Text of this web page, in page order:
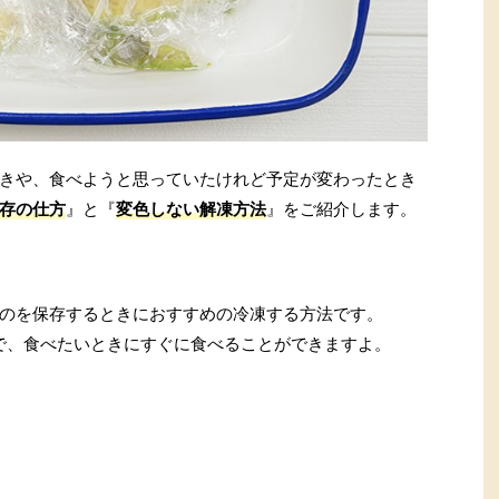
や、食べようと思っていたけれど予定が変わったとき
の仕方』と『変色しない解凍方法』をご紹介します。
を保存するときにおすすめの冷凍する方法です。
食べたいときにすぐに食べることができますよ。